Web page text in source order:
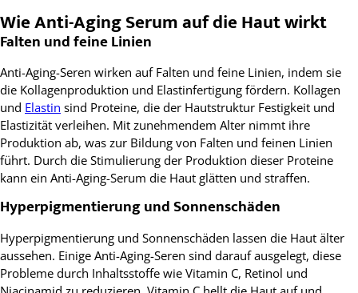
Wie Anti-Aging Serum auf die Haut wirkt
Falten und feine Linien
Anti-Aging-Seren wirken auf Falten und feine Linien, indem sie
die Kollagenproduktion und Elastinfertigung fördern. Kollagen
und Elastin sind Proteine, die der Hautstruktur Festigkeit und
Elastizität verleihen. Mit zunehmendem Alter nimmt ihre
Produktion ab, was zur Bildung von Falten und feinen Linien
führt. Durch die Stimulierung der Produktion dieser Proteine
kann ein Anti-Aging-Serum die Haut glätten und straffen.
Hyperpigmentierung und Sonnenschäden
Hyperpigmentierung und Sonnenschäden lassen die Haut älter
aussehen. Einige Anti-Aging-Seren sind darauf ausgelegt, diese
Probleme durch Inhaltsstoffe wie Vitamin C, Retinol und